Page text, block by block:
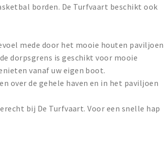
borden. De Turfvaart beschikt ook
mede door het mooie houten paviljoen
dorpsgrens is geschikt voor mooie
vanaf uw eigen boot.
over de gehele haven en in het paviljoen
bij De Turfvaart. Voor een snelle hap